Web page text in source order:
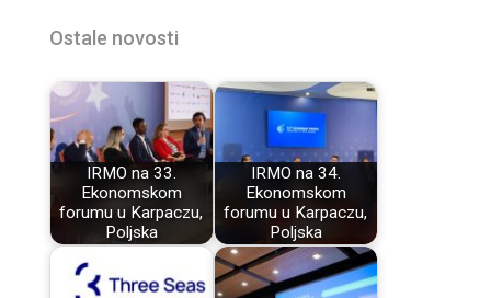
Ostale novosti
IRMO na 33.
Ekonomskom
forumu u Karpaczu,
Poljska
IRMO na 34.
Ekonomskom
forumu u Karpaczu,
Poljska